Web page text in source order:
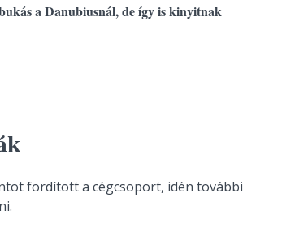
a Danubiusnál, de így is kinyitnak
fordított a cégcsoport, idén további